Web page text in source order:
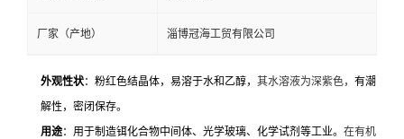
厂家（产地） 淄博冠海工贸有限公司
外观性状：粉红色结晶体，易溶于水和乙醇， 其水溶液为深紫色， 有潮
解性，密闭保存。
用途：用于制造铒化合物中间体、光学玻璃、化学试剂等工业。 在有机